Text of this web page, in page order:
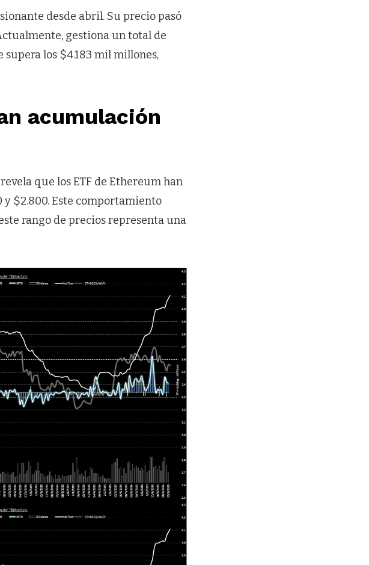
desde abril. Su precio pasó
gestiona un total de
supera los $4.183 mil millones,
acumulación
que los ETF de Ethereum han
y $2.800. Este comportamiento
rango de precios representa una